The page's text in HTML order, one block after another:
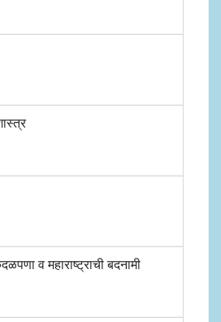
व महाराष्ट्राची बदनामी